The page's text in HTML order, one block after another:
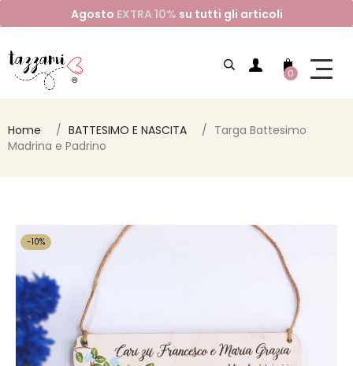
Agosto EXTRA 10% su tutti gli articoli
0
Home BATTESIMO E NASCITA
Targa Battesimo
Madrina e Padrino
-10%